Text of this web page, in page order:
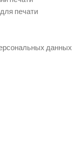
печати
данных